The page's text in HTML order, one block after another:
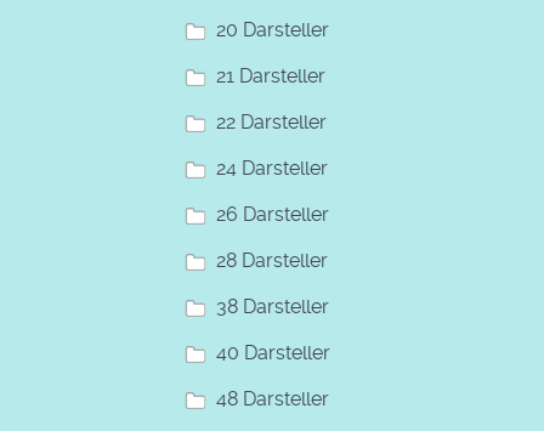
20 Darsteller
21 Darsteller
22 Darsteller
24 Darsteller
26 Darsteller
28 Darsteller
38 Darsteller
40 Darsteller
48 Darsteller